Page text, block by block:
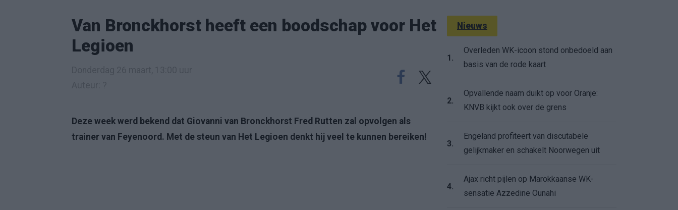
Van Bronckhorst heeft een boodschap voor Het
Legioen
Deze week werd bekend dat Giovanni van Bronckhorst Fred Rutten zal opvolgen als
trainer van Feyenoord. Met de steun van Het Legioen denkt hij veel te kunnen bereiken!
Nieuws
1.
Overleden WK-icoon stond onbedoeld aan
basis van de rode kaart
2.
Opvallende naam duikt op voor Oranje:
KNVB kijkt ook over de grens
3.
Engeland profiteert van discutabele
gelijkmaker en schakelt Noorwegen uit
4.
Ajax richt pijlen op Marokkaanse WK-
sensatie Azzedine Ounahi